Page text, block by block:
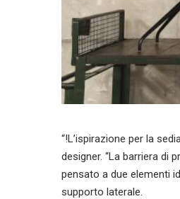
“!L’ispirazione per la
designer. “La barriera di
pensato a due elementi
supporto laterale.